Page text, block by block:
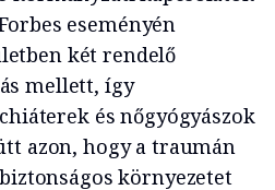
eseményén
két rendelő
mellett, így
és nőgyógyászok
azon, hogy a traumán
környezetet